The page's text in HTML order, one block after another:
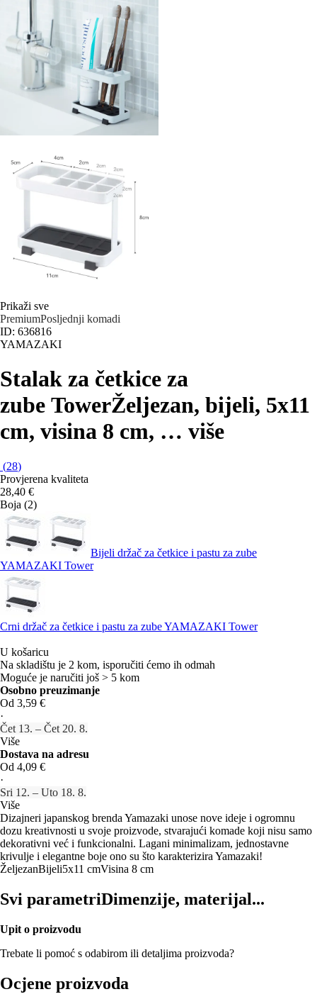
Prikaži sve
PremiumPosljednji komadi
ID: 636816
YAMAZAKI
Stalak za četkice za
zube TowerŽeljezan, bijeli, 5x11
cm, visina 8 cm, … više
(28)
Provjerena kvaliteta
28,40 €
Boja (2)
Bijeli držač za četkice i pastu za zube
YAMAZAKI Tower
Crni držač za četkice i pastu za zube YAMAZAKI Tower
U košaricu
Na skladištu je 2 kom, isporučiti ćemo ih odmah
Moguće je naručiti još > 5 kom
Osobno preuzimanje
Od 3,59 €
·
Čet 13. – Čet 20. 8.
Više
Dostava na adresu
Od 4,09 €
·
Sri 12. – Uto 18. 8.
Više
Dizajneri japanskog brenda Yamazaki unose nove ideje i ogromnu
dozu kreativnosti u svoje proizvode, stvarajući komade koji nisu samo
dekorativni već i funkcionalni. Lagani minimalizam, jednostavne
krivulje i elegantne boje ono su što karakterizira Yamazaki!
ŽeljezanBijeli5x11 cmVisina 8 cm
Svi parametriDimenzije, materijal...
Upit o proizvodu
Trebate li pomoć s odabirom ili detaljima proizvoda?
Ocjene proizvoda